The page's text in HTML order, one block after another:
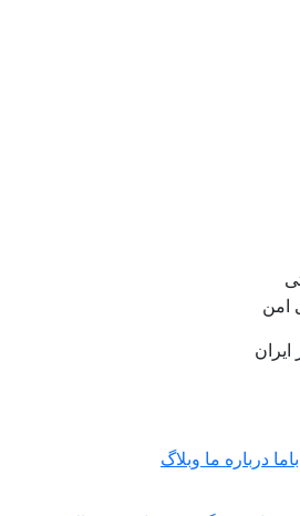
امن
درباره ما وبلاگ